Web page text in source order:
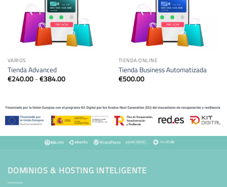
VARIOS
Tienda Advanced
€240.00-€384.00Rango
de
€240.00
hasta
€384.00
TIENDA ONLINE
Tienda Business Automatizada
€500.00
DOMINIOS & HOSTING INTELIGENTE